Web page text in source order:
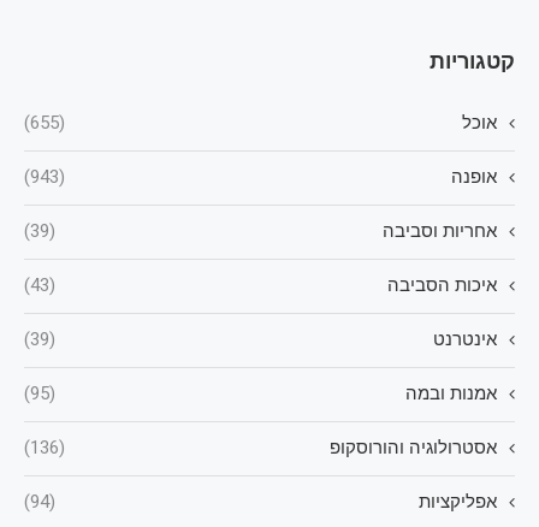
קטגוריות
אוכל (655)
אופנה (943)
אחריות וסביבה (39)
איכות הסביבה (43)
אינטרנט (39)
אמנות ובמה (95)
אסטרולוגיה והורוסקופ (136)
אפליקציות (94)